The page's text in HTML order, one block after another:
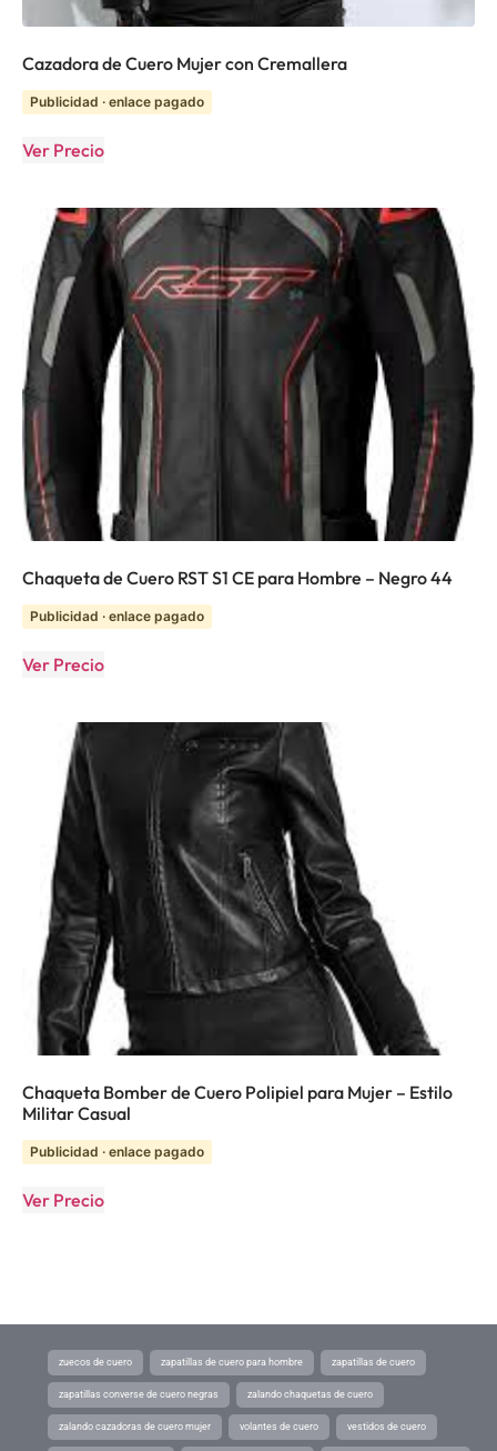
Cazadora de Cuero Mujer con Cremallera
Publicidad · enlace pagado
Ver Precio
Chaqueta de Cuero RST S1 CE para Hombre – Negro 44
Publicidad · enlace pagado
Ver Precio
Chaqueta Bomber de Cuero Polipiel para Mujer – Estilo
Militar Casual
Publicidad · enlace pagado
Ver Precio
zuecos de cuero zapatillas de cuero para hombre zapatillas de cuero
zapatillas converse de cuero negras zalando chaquetas de cuero
zalando cazadoras de cuero mujer volantes de cuero vestidos de cuero